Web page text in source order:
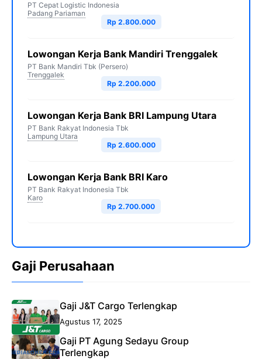
PT Cepat Logistic Indonesia
Padang Pariaman
Rp 2.800.000
Lowongan Kerja Bank Mandiri Trenggalek
PT Bank Mandiri Tbk (Persero)
Trenggalek
Rp 2.200.000
Lowongan Kerja Bank BRI Lampung Utara
PT Bank Rakyat Indonesia Tbk
Lampung Utara
Rp 2.600.000
Lowongan Kerja Bank BRI Karo
PT Bank Rakyat Indonesia Tbk
Karo
Rp 2.700.000
Gaji Perusahaan
Gaji J&T Cargo Terlengkap
Agustus 17, 2025
Gaji PT Agung Sedayu Group
Terlengkap